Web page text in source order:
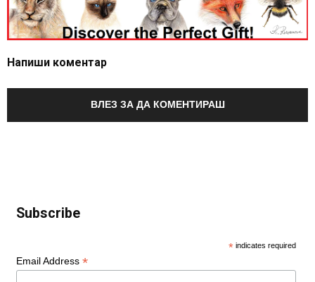
Напиши коментар
ВЛЕЗ ЗА ДА КОМЕНТИРАШ
Subscribe
* indicates required
Email Address *